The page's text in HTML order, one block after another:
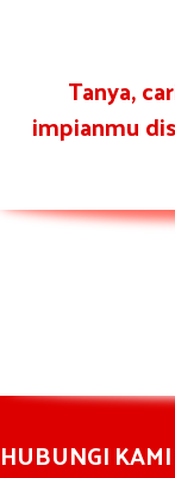
Tanya,
impianmu
HUBUNGI KAMI